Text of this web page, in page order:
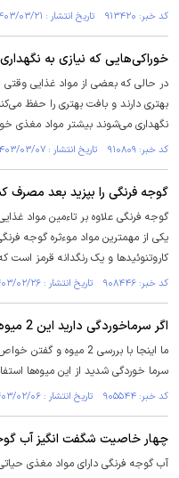
کد خبر: ۹۱۳۴۲۰ تاریخ انتشار : ۱۴۰۳/۰۳/۲۱
خوراکی‌هایی که نیازی به
در حالی که بعضی از مواد غذایی
بهتری دارند و بافت بهتری را حفظ
نگهداری می‌شوند بیشتر مواد مغذی
کد خبر: ۹۱۰۸۰۹ تاریخ انتشار : ۱۴۰۳/۰۳/۰۷
گوجه فرنگی را بپزید بعد مصرف
گوجه فرنگی علاوه بر تاءمین مواد
کاروتنوئید‌ها و یک رنگدانه قرمز
کد خبر: ۹۰۸۴۴۶ تاریخ انتشار : ۱۴۰۳/۰۲/۲۶
اگر سرماخوردگی دارید این 2 میوه را بخورید
ما اینجا با بررسی 2
سرما خوردگی شدید از این میوه‌ها
کد خبر: ۹۰۵۵۴۴ تاریخ انتشار : ۱۴۰۳/۰۲/۰۶
چهار خاصیت شگفت انگیز آب